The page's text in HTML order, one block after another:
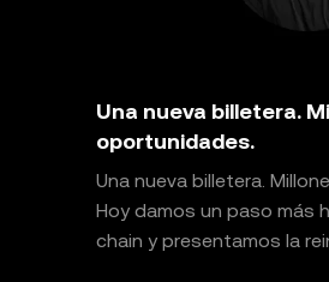
Una nueva billetera.
oportunidades.
Una nueva billetera.
Hoy damos un paso más
chain y presentamos la